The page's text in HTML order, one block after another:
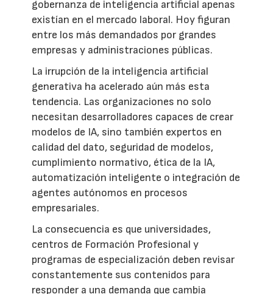
gobernanza de inteligencia artificial apenas
existían en el mercado laboral. Hoy figuran
entre los más demandados por grandes
empresas y administraciones públicas.
La irrupción de la inteligencia artificial
generativa ha acelerado aún más esta
tendencia. Las organizaciones no solo
necesitan desarrolladores capaces de crear
modelos de IA, sino también expertos en
calidad del dato, seguridad de modelos,
cumplimiento normativo, ética de la IA,
automatización inteligente o integración de
agentes autónomos en procesos
empresariales.
La consecuencia es que universidades,
centros de Formación Profesional y
programas de especialización deben revisar
constantemente sus contenidos para
responder a una demanda que cambia